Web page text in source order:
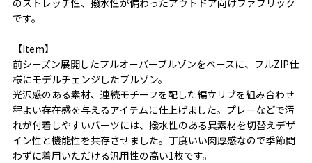
です。
【Item】
前シーズン展開したプルオーバーブルゾンをベースに、フルZIP仕
様にモデルチェンジしたブルゾン。
光沢感のある素材、連続モチーフを配した編立リブを組み合わせ
程よい存在感を与えるアイテムに仕上げました。プレーなどで汚
れが付着しやすいパーツには、撥水性のある異素材を切替えデザ
イン性と機能性を共存させました。丁度いい肉厚感なので季節問
わずに着用いただける汎用性の高い1枚です。